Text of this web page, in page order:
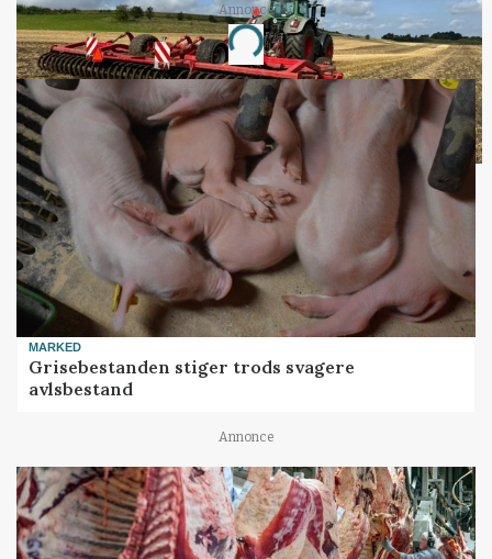
Annonce
Loading...
MARKED
Grisebestanden stiger trods svagere
avlsbestand
Annonce